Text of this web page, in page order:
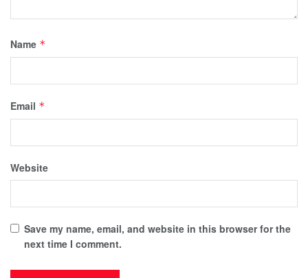
Name *
Email *
Website
Save my name, email, and website in this browser for the
next time I comment.